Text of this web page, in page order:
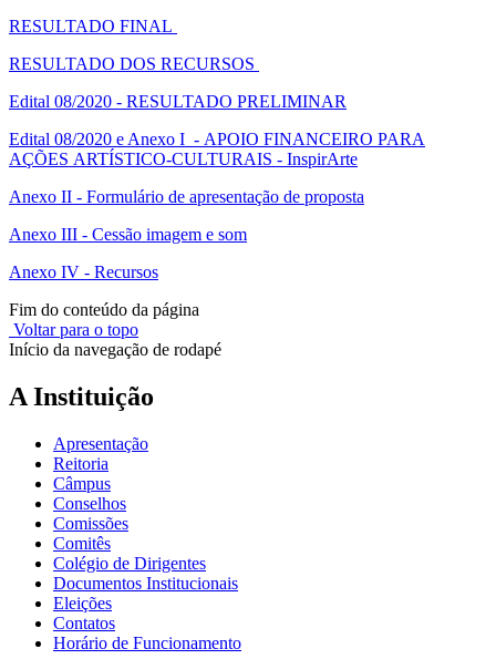
RESULTADO FINAL
RESULTADO DOS RECURSOS
Edital 08/2020 - RESULTADO PRELIMINAR
Edital 08/2020 e Anexo I - APOIO FINANCEIRO PARA
AÇÕES ARTÍSTICO-CULTURAIS - InspirArte
Anexo II - Formulário de apresentação de proposta
Anexo III - Cessão imagem e som
Anexo IV - Recursos
Fim do conteúdo da página
Voltar para o topo
Início da navegação de rodapé
A Instituição
Apresentação
Reitoria
Câmpus
Conselhos
Comissões
Comitês
Colégio de Dirigentes
Documentos Institucionais
Eleições
Contatos
Horário de Funcionamento